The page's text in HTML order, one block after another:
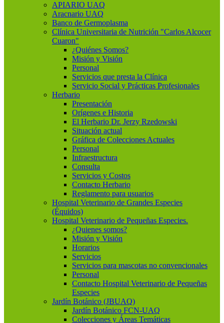
APIARIO UAQ
Aracnario UAQ
Banco de Germoplasma
Clínica Universitaria de Nutrición "Carlos Alcocer
Cuaron"
¿Quiénes Somos?
Misión y Visión
Personal
Servicios que presta la Clínica
Servicio Social y Prácticas Profesionales
Herbario
Presentación
Orígenes e Historia
El Herbario Dr. Jerzy Rzedowski
Situación actual
Gráfica de Colecciones Actuales
Personal
Infraestructura
Consulta
Servicios y Costos
Contacto Herbario
Reglamento para usuarios
Hospital Veterinario de Grandes Especies
(Équidos)
Hospital Veterinario de Pequeñas Especies.
¿Quienes somos?
Misión y Visión
Horarios
Servicios
Servicios para mascotas no convencionales
Personal
Contacto Hospital Veterinario de Pequeñas
Especies
Jardín Botánico (JBUAQ)
Jardín Botánico FCN-UAQ
Colecciones y Áreas Temáticas